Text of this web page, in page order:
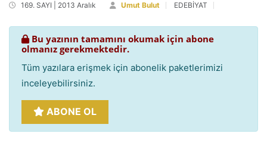
169. SAYI | 2013 Aralık Umut Bulut EDEBİYAT
Bu yazının tamamını okumak için abone
olmanız gerekmektedir.
Tüm yazılara erişmek için abonelik paketlerimizi
inceleyebilirsiniz.
ABONE OL